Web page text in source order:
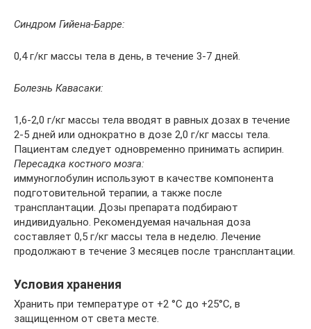
Синдром Гийена-Барре:
0,4 г/кг массы тела в день, в течение 3-7 дней.
Болезнь Кавасаки:
1,6-2,0 г/кг массы тела вводят в равных дозах в течение
2-5 дней или однократно в дозе 2,0 г/кг массы тела.
Пациентам следует одновременно принимать аспирин.
Пересадка костного мозга:
иммуноглобулин используют в качестве компонента
подготовительной терапии, а также после
трансплантации. Дозы препарата подбирают
индивидуально. Рекомендуемая начальная доза
составляет 0,5 г/кг массы тела в неделю. Лечение
продолжают в течение 3 месяцев после трансплантации.
Условия хранения
Хранить при температуре от +2 °С до +25°С, в
защищенном от света месте.